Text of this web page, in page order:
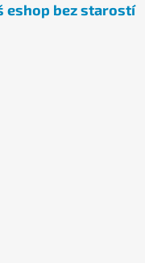
eshop bez starostí